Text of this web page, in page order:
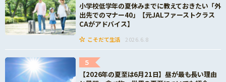
小学校低学年の夏休みまでに教えておきたい「外
出先でのマナー40」【元JALファーストクラス
CAがアドバイス】
こそだて生活 2026.6.8
5
【2026年の夏至は6月21日】昼が最も長い理由